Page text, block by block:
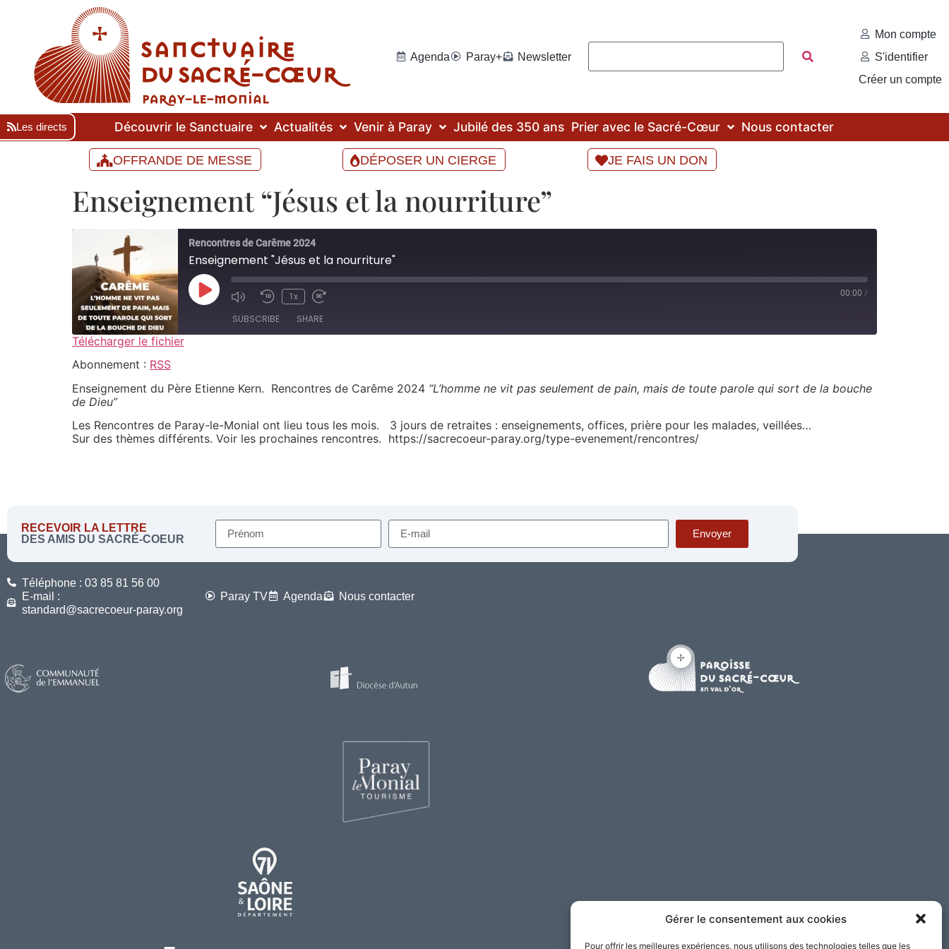
Gérer le consentement aux cookies
Pour offrir les meilleures expériences, nous utilisons des technologies telles que les
Agenda Paray+ Newsletter
Mon compte
S'identifier
Créer un compte
Les directs Découvrir le Sanctuaire Actualités Venir à Paray Jubilé des 350 ans Prier avec le Sacré-Cœur Nous contacter
OFFRANDE DE MESSE DÉPOSER UN CIERGE JE FAIS UN DON
Enseignement “Jésus et la nourriture”
Rencontres de Carême 2024
Enseignement "Jésus et la nourriture"
1x 00:00 /
SUBSCRIBE SHARE
RSS
RSS FEED
SHARE
LINK
EMBED
Télécharger le fichier
Abonnement : RSS
Enseignement du Père Etienne Kern. Rencontres de Carême 2024 “L’homme ne vit pas seulement de pain, mais de toute parole qui sort de la bouche
de Dieu”
Les Rencontres de Paray-le-Monial ont lieu tous les mois. 3 jours de retraites : enseignements, offices, prière pour les malades, veillées…
Sur des thèmes différents. Voir les prochaines rencontres. https://sacrecoeur-paray.org/type-evenement/rencontres/
RECEVOIR LA LETTRE
DES AMIS DU SACRÉ-COEUR
Envoyer
Téléphone : 03 85 81 56 00
E-mail :
standard@sacrecoeur-paray.org
Paray TV Agenda Nous contacter